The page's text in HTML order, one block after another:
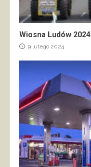
Wiosna Ludów 2024
9 lutego 2024